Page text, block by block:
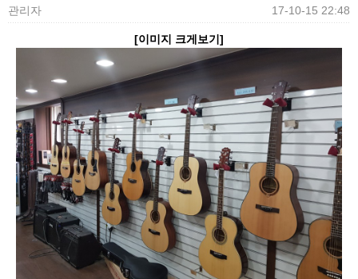
관리자 17-10-15 22:48
[이미지 크게보기]